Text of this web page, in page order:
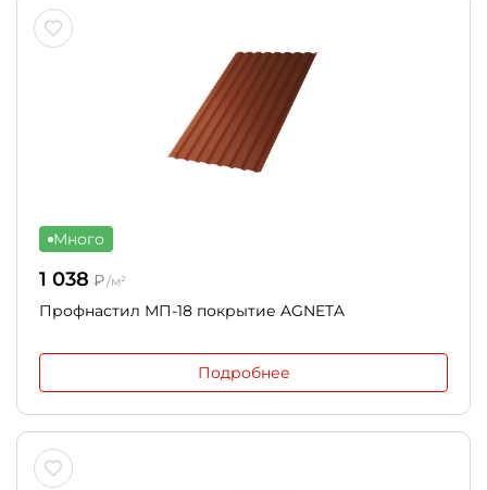
Много
1 038 ₽/м²
Профнастил МП-18 покрытие AGNETA
Подробнее